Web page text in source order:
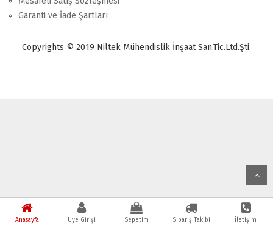
Anasayfa Üye Girişi Sepetim Sipariş Takibi İletişim
Garanti ve İade Şartları
Copyrights © 2019 Niltek Mühendislik İnşaat San.Tic.Ltd.Şti.